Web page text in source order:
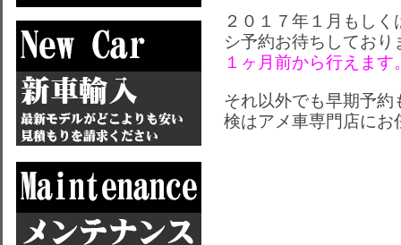
２０１７年１月もし
シ予約お待ちしており
１ヶ月前から行えます
それ以外でも早期予
検はアメ車専門店にお